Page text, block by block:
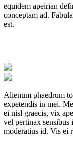
equidem apeirian
conceptam ad.
est.
Alienum phaedrum
expetendis in mei.
ei nisl graecis, vix
vel pertinax sensibus
moderatius id. Vis ei